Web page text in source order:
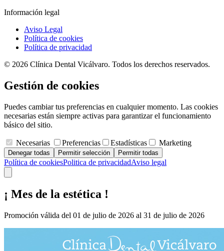
Información legal
Aviso Legal
Política de cookies
Política de privacidad
© 2026 Clínica Dental Vicálvaro. Todos los derechos reservados.
Gestión de cookies
Puedes cambiar tus preferencias en cualquier momento. Las cookies
necesarias están siempre activas para garantizar el funcionamiento
básico del sitio.
Necesarias Preferencias Estadísticas Marketing
Denegar todas Permitir selección Permitir todas
Política de cookiesPolitica de privacidadAviso legal
¡ Mes de la estética !
Promoción válida del 01 de julio de 2026 al 31 de julio de 2026